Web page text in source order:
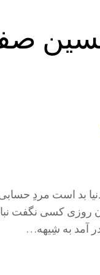
بد است مردِ
روزی کسی نگفت
آمد به شِیهه…